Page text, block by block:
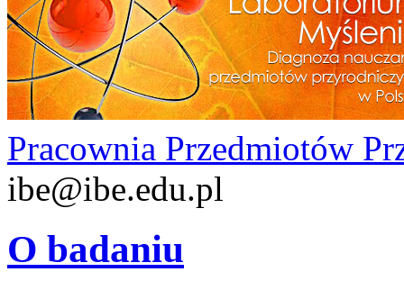
Pracownia Przedmiotów
ibe@ibe.edu.pl
O badaniu